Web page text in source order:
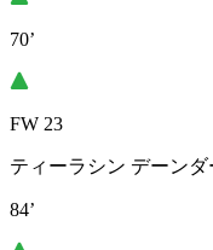
70’
FW 23
ティーラシン デーンダ
84’